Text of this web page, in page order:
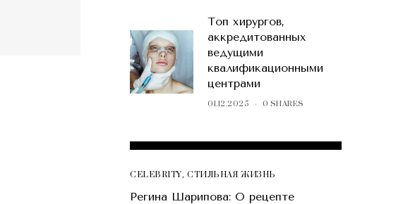
Топ хирургов,
аккредитованных
ведущими
квалификационными
центрами
01.12.2025 0 SHARES
CELEBRITY,СТИЛЬНАЯ ЖИЗНЬ
Регина Шарипова: О рецепте